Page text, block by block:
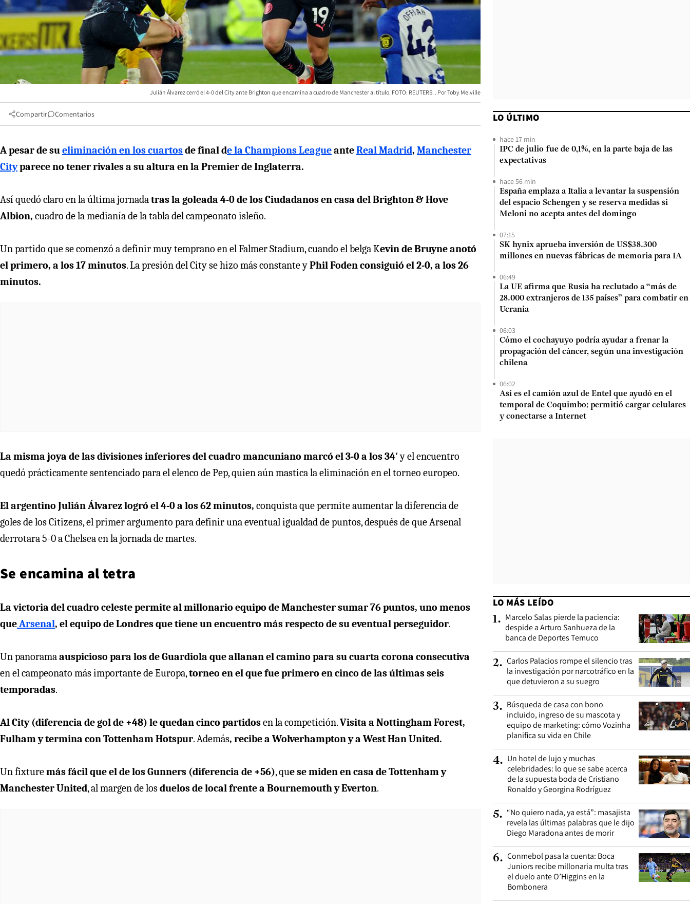
Julián Álvarez cerró el 4-0 del City ante Brighton que encamina a cuadro de Manchester al título. FOTO: REUTERS. Toby Melville
Compartir Comentarios
A pesar de sueliminación en los cuartosde final de la Champions LeagueanteReal Madrid, Manchester
Cityparece no tener rivales a su altura en la Premier de Inglaterra.
Así quedó claro en la última jornadatras la goleada 4-0 de los Ciudadanos en casa del Brighton & Hove
Albion, cuadro de la medianía de la tabla del campeonato isleño.
Un partido que se comenzó a definir muy temprano en el Falmer Stadium, cuando el belga Kevin de Bruyne anotó
el primero, a los 17 minutos. La presión del City se hizo más constante yPhil Foden consiguió el 2-0, a los 26
minutos.
La misma joya de las divisiones inferiores del cuadro mancuniano marcó el 3-0 a los 34′y el encuentro
quedó prácticamente sentenciado para el elenco de Pep, quien aún mastica la eliminación en el torneo europeo.
El argentino Julián Álvarez logró el 4-0 a los 62 minutos, conquista que permite aumentar la diferencia de
goles de los Citizens, el primer argumento para definir una eventual igualdad de puntos, después de que Arsenal
derrotara 5-0 a Chelsea en la jornada de martes.
Se encamina al tetra
La victoria del cuadro celeste permite al millonario equipo de Manchester sumar 76 puntos, uno menos
queArsenal, el equipo de Londres que tiene un encuentro más respecto de su eventual perseguidor.
Un panoramaauspicioso para los de Guardiola que allanan el camino para su cuarta corona consecutiva
en el campeonato más importante de Europa,torneo en el que fue primero en cinco de las últimas seis
temporadas.
Al City (diferencia de gol de +48) le quedan cinco partidosen la competición.Visita a Nottingham Forest,
Fulham y termina con Tottenham Hotspur. Además, recibe a Wolverhampton y a West Han United.
Un fixturemás fácil que el de los Gunners (diferencia de +56), que se miden en casa de Tottenham y
Manchester United, al margen de losduelos de local frente a Bournemouth y Everton.
LO ÚLTIMO
hace 17 min
IPC de julio fue de 0,1%, en la parte baja de las
expectativas
hace 56 min
España emplaza a Italia a levantar la suspensión
del espacio Schengen y se reserva medidas si
Meloni no acepta antes del domingo
07:15
SK hynix aprueba inversión de US$38.300
millones en nuevas fábricas de memoria para IA
06:49
La UE afirma que Rusia ha reclutado a “más de
28.000 extranjeros de 135 países” para combatir en
Ucrania
06:03
Cómo el cochayuyo podría ayudar a frenar la
propagación del cáncer, según una investigación
chilena
06:02
Así es el camión azul de Entel que ayudó en el
temporal de Coquimbo: permitió cargar celulares
y conectarse a Internet
LO MÁS LEÍDO
1. Marcelo Salas pierde la paciencia:
despide a Arturo Sanhueza de la
banca de Deportes Temuco
2. Carlos Palacios rompe el silencio tras
la investigación por narcotráfico en la
que detuvieron a su suegro
3. Búsqueda de casa con bono
incluido, ingreso de su mascota y
equipo de marketing: cómo Vozinha
planifica su vida en Chile
4. Un hotel de lujo y muchas
celebridades: lo que se sabe acerca
de la supuesta boda de Cristiano
Ronaldo y Georgina Rodríguez
5. “No quiero nada, ya está”: masajista
revela las últimas palabras que le dijo
Diego Maradona antes de morir
6. Conmebol pasa la cuenta: Boca
Juniors recibe millonaria multa tras
el duelo ante O’Higgins en la
Bombonera